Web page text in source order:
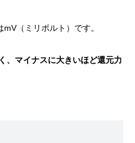
（ミリボルト）です。
、マイナスに大きいほど還元力